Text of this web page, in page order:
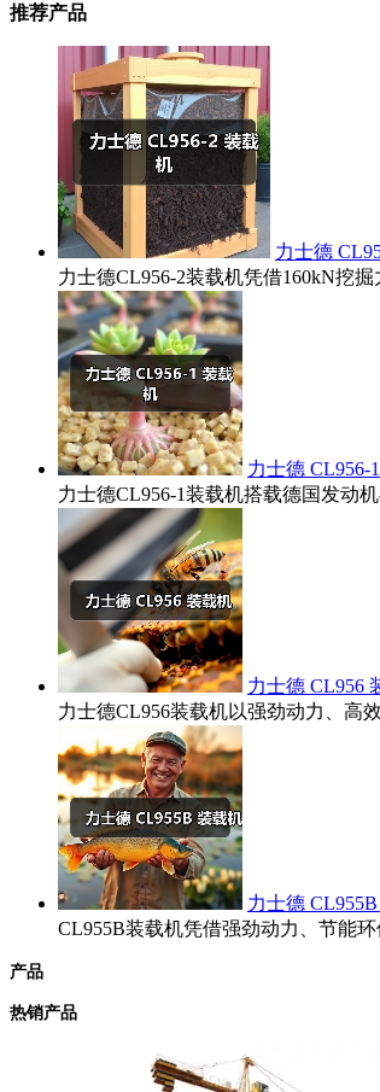
推荐产品
力士德
力士德CL956-2装载机凭借160kN挖
力士德 CL956-
力士德CL956-1装载机搭载德国发动
力士德 CL956
力士德CL956装载机以强劲动力、高
力士德
CL955B装载机凭借强劲动力、节能
产品
热销产品